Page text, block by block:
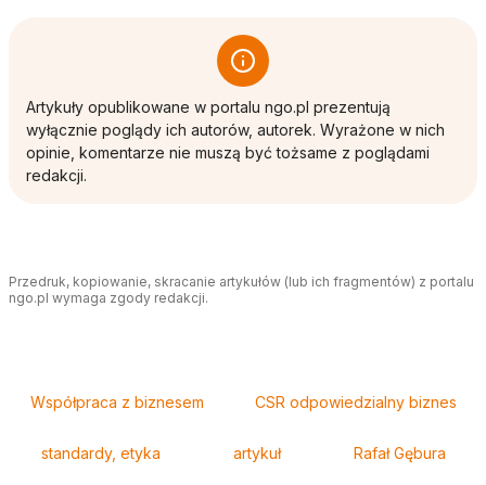
Artykuły opublikowane w portalu ngo.pl prezentują
wyłącznie poglądy ich autorów, autorek. Wyrażone w nich
opinie, komentarze nie muszą być tożsame z poglądami
redakcji.
Przedruk, kopiowanie, skracanie artykułów (lub ich fragmentów) z portalu
ngo.pl wymaga zgody redakcji.
Współpraca z biznesem CSR odpowiedzialny biznes
standardy, etyka artykuł Rafał Gębura